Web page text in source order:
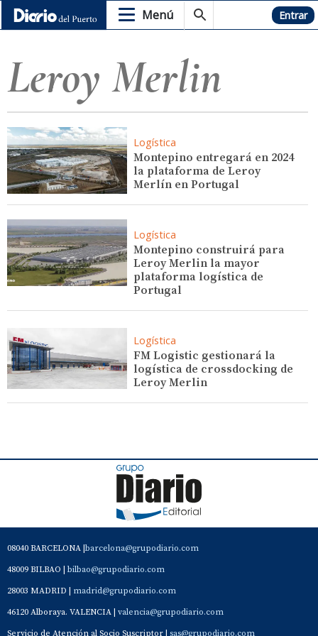
Menú Hemeroteca Entrar
Leroy Merlin
Logística
Montepino entregará en 2024
la plataforma de Leroy
Merlín en Portugal
Logística
Montepino construirá para
Leroy Merlin la mayor
plataforma logística de
Portugal
Logística
FM Logistic gestionará la
logística de crossdocking de
Leroy Merlin
08040 BARCELONA | barcelona@grupodiario.com
48009 BILBAO | bilbao@grupodiario.com
28003 MADRID | madrid@grupodiario.com
46120 Alboraya. VALENCIA | valencia@grupodiario.com
Servicio de Atención al Socio Suscriptor | sas@grupodiario.com